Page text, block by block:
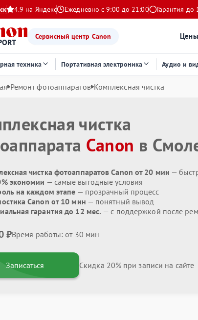
4.9 на Яндекс Ежедневно с 9:00 до 21:00 Гарантия до
Сервисный центр Canon Цены
техника Портативная электроника Аудио и
Ремонт фотоаппаратов Комплексная чистка
чистка
Canon в
чистка фотоаппаратов Canon от 20 мин —
экономии — самые выгодные условия
на каждом этапе — прозрачный процесс
Canon от 10 мин — понятный вывод
гарантия до 12 мес. — с поддержкой после
₽Время работы: от 30 мин
Записаться Скидка 20% при записи на сайте